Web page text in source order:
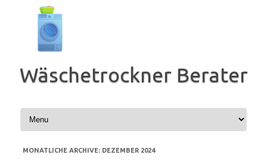
springen
Wäschetrockner Berater
MONATLICHE ARCHIVE: DEZEMBER 2024